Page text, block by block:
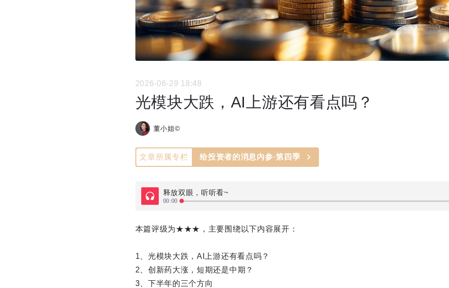
2026-06-29 18:48
光模块大跌，AI上游还有看点吗？
董小姐©
文章所属专栏 给投资者的消息内参·第四季
释放双眼，听听看~
00:00
本篇评级为★★★，主要围绕以下内容展开：
1、光模块大跌，AI上游还有看点吗？
2、创新药大涨，短期还是中期？
3、下半年的三个方向